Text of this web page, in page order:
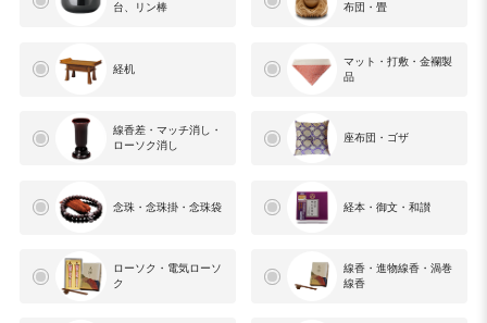
台、リン棒
布団・畳
経机
マット・打敷・金襴製
品
線香差・マッチ消し・
ローソク消し
座布団・ゴザ
念珠・念珠掛・念珠袋 経本・御文・和讃
ローソク・電気ローソ
ク
線香・進物線香・渦巻
線香